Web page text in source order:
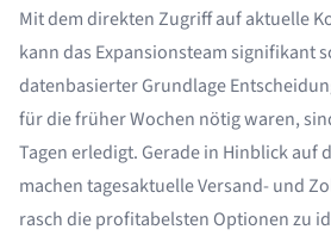
Mit dem direkten Zugriff auf aktuelle
kann das Expansionsteam signifikant
datenbasierter Grundlage
für die früher Wochen nötig waren,
Tagen erledigt. Gerade in Hinblick auf
machen tagesaktuelle Versand- und
rasch die profitabelsten Optionen zu